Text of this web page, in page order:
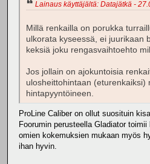
Lainaus käyttäjältä: Datajätkä -
Millä renkailla on porukka
ulkorata kyseessä, ei juurikaan
keksiä joku rengasvaihtoehto
Jos jollain on ajokuntoisia
ulosheittohintaan (eturenkaiksi)
hintapyyntöineen.
ProLine Caliber on ollut suosituin
Foorumin perusteella Gladiator
omien kokemuksien mukaan myös
ihan hyvin.